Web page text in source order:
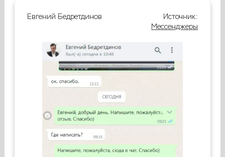
Евгений Бедретдинов
Источник:
Мессенджеры